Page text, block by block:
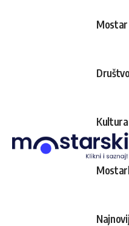
Mostar
Društvo
Kultura